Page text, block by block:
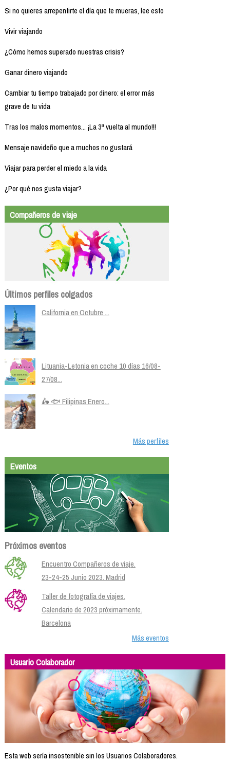
Si no quieres arrepentirte el día que te mueras, lee esto
Vivir viajando
¿Cómo hemos superado nuestras crisis?
Ganar dinero viajando
Cambiar tu tiempo trabajado por dinero: el error más
grave de tu vida
Tras los malos momentos... ¡La 3ª vuelta al mundo!!!
Mensaje navideño que a muchos no gustará
Viajar para perder el miedo a la vida
¿Por qué nos gusta viajar?
Compañeros de viaje
Últimos perfiles colgados
California en Octubre ...
Lituania-Letonia en coche 10 días 16/08-
27/08...
🛵 🐟 Filipinas Enero...
Más perfiles
Eventos
Próximos eventos
Encuentro Compañeros de viaje.
23-24-25 Junio 2023. Madrid
Taller de fotografía de viajes.
Calendario de 2023 próximamente.
Barcelona
Más eventos
Usuario Colaborador
Esta web sería insostenible sin los Usuarios Colaboradores.